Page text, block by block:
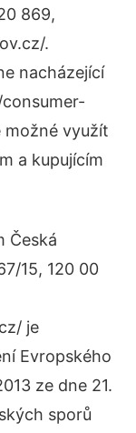
869,
.
nacházející
možné využít
a kupujícím
Česká
15, 120 00
je
Evropského
ze dne 21.
sporů